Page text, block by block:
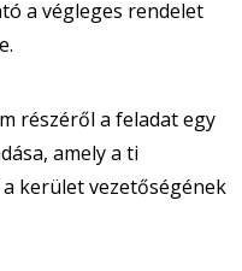
a végleges rendelet
részéről a feladat egy
amely a ti
kerület vezetőségének